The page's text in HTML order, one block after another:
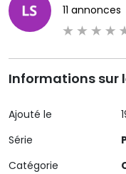
11 annonces
Informations sur
Ajouté le
Série
Catégorie